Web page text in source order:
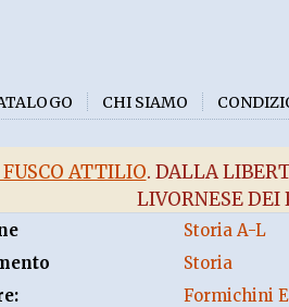
CHI SIAMO
ATTILIO. DALLA
LIVORNESE DEI
Storia A-L
Storia
Formichini